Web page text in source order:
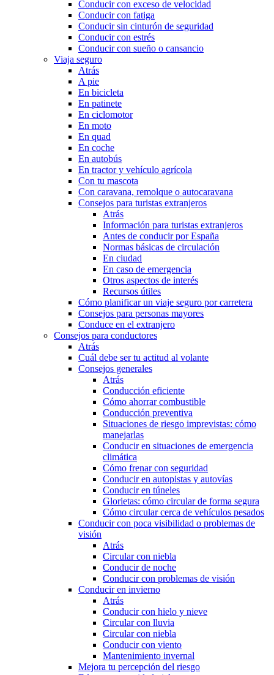
Conducir con exceso de velocidad
Conducir con fatiga
Conducir sin cinturón de seguridad
Conducir con estrés
Conducir con sueño o cansancio
Viaja seguro
Atrás
A pie
En bicicleta
En patinete
En ciclomotor
En moto
En quad
En coche
En autobús
En tractor y vehículo agrícola
Con tu mascota
Con caravana, remolque o autocaravana
Consejos para turistas extranjeros
Atrás
Información para turistas extranjeros
Antes de conducir por España
Normas básicas de circulación
En ciudad
En caso de emergencia
Otros aspectos de interés
Recursos útiles
Cómo planificar un viaje seguro por carretera
Consejos para personas mayores
Conduce en el extranjero
Consejos para conductores
Atrás
Cuál debe ser tu actitud al volante
Consejos generales
Atrás
Conducción eficiente
Cómo ahorrar combustible
Conducción preventiva
Situaciones de riesgo imprevistas: cómo
manejarlas
Conducir en situaciones de emergencia
climática
Cómo frenar con seguridad
Conducir en autopistas y autovías
Conducir en túneles
Glorietas: cómo circular de forma segura
Cómo circular cerca de vehículos pesados
Conducir con poca visibilidad o problemas de
visión
Atrás
Circular con niebla
Conducir de noche
Conducir con problemas de visión
Conducir en invierno
Atrás
Conducir con hielo y nieve
Circular con lluvia
Circular con niebla
Conducir con viento
Mantenimiento invernal
Mejora tu percepción del riesgo